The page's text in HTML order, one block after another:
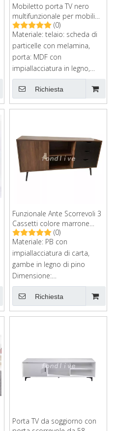
Mobiletto porta TV nero
multifunzionale per mobili
per la casa di grandi
dimensioni per soggiorno di
vendita calda
(0)
Materiale: telaio: scheda di
particelle con melamina,
porta: MDF con
impiallacciatura in legno,
gambe metalliche
Dimensione:
140x40x52cmPacchetto:
150*46*12cm
Richiesta
Funzionale Ante Scorrevoli 3
Cassetti colore marrone
Porta TV da soggiorno in
legno
(0)
Materiale: PB con
impiallacciatura di carta,
gambe in legno di pino
Dimensione:
147x40x71cmPacchetto:
pacchetto ordini
postaleDimensione del
Richiesta
Porta TV da soggiorno con